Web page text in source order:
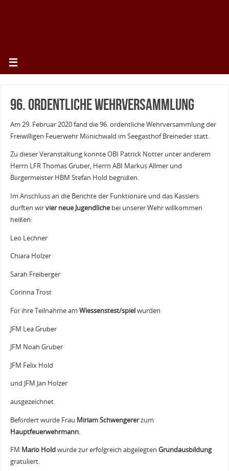
96. ordentliche Wehrversammlung
Am 29. Februar 2020 fand die 96. ordentliche Wehrversammlung der
Freiwilligen Feuerwehr Mönichwald im Seegasthof Breineder statt.
Zu dieser Veranstaltung konnte OBI Patrick Notter unter anderem
Herrn LFR Thomas Gruber, Herrn ABI Markus Allmer und
Bürgermeister HBM Stefan Hold begrüßen.
Im Anschluss an die Berichte der Funktionäre und das Kassiers
durften wirvier neue Jugendlichebei unserer Wehr willkommen
heißen:
Leo Lechner
Chiara Holzer
Sarah Freiberger
Corinna Trost
Für ihre Teilnahme am Wiessenstest/spielwurden
JFM Lea Gruber
JFM Noah Gruber
JFM Felix Hold
und JFM Jan Holzer
ausgezeichnet.
Befördert wurde Frau Miriam Schwengererzum
Hauptfeuerwehrmann.
FM Mario Holdwurde zur erfolgreich abgelegten Grundausbildung
gratuliert.